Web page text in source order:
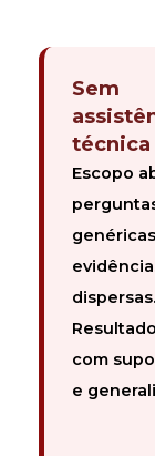
Sem
técnica
Escopo
dispersas.
com
e